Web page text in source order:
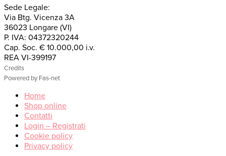
Sede Legale:
Via Btg. Vicenza 3A
36023 Longare (VI)
P. IVA: 04372320244
Cap. Soc. € 10.000,00 i.v.
REA VI-399197
Credits
Powered by Fas-net
Home
Shop online
Contatti
Login – Registrati
Cookie policy
Privacy policy